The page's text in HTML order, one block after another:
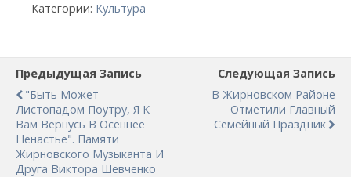
Категории: Культура
Предыдущая Запись
"Быть Может
Листопадом Поутру, Я К
Вам Вернусь В Осеннее
Ненастье". Памяти
Жирновского Музыканта И
Друга Виктора Шевченко
Следующая Запись
В Жирновском Районе
Отметили Главный
Семейный Праздник